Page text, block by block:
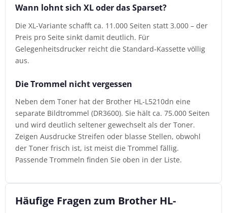
Wann lohnt sich XL oder das Sparset?
Die XL-Variante schafft ca. 11.000 Seiten statt 3.000 – der
Preis pro Seite sinkt damit deutlich. Für
Gelegenheitsdrucker reicht die Standard-Kassette völlig
aus.
Die Trommel nicht vergessen
Neben dem Toner hat der Brother HL-L5210dn eine
separate Bildtrommel (DR3600). Sie hält ca. 75.000 Seiten
und wird deutlich seltener gewechselt als der Toner.
Zeigen Ausdrucke Streifen oder blasse Stellen, obwohl
der Toner frisch ist, ist meist die Trommel fällig.
Passende Trommeln finden Sie oben in der Liste.
Häufige Fragen zum Brother HL-